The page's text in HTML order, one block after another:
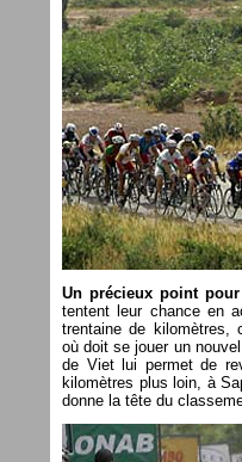
Un précieux point
tentent leur chance en
trentaine de kilomètres,
où doit se jouer un
de Viet lui permet de
kilomètres plus loin, à
donne la tête du